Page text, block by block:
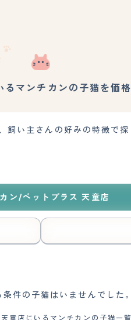
るマンチカンの子猫を価
い主さんの好みの特徴で
ン/ペットプラス 天童店
件の子猫はいませんでした。
童店にいるマンチカンの子猫一覧